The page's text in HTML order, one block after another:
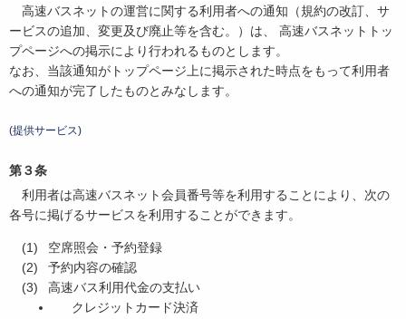
高速バスネットの運営に関する利用者への通知（規約の改訂、サ
ービスの追加、変更及び廃止等を含む。）は、 高速バスネットトッ
プページへの掲示により行われるものとします。
なお、当該通知がトップページ上に掲示された時点をもって利用者
への通知が完了したものとみなします。
(提供サービス)
第３条
利用者は高速バスネット会員番号等を利用することにより、次の
各号に掲げるサービスを利用することができます。
空席照会・予約登録
予約内容の確認
高速バス利用代金の支払い
クレジットカード決済